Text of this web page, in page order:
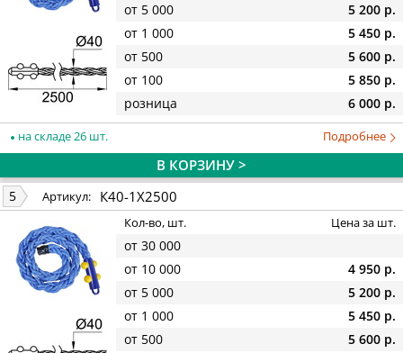
от 5 000
5 200 р.
от 1 000
5 450 р.
от 500
5 600 р.
от 100
5 850 р.
розница
6 000 р.
на складе 26 шт. Подробнее
В КОРЗИНУ >
5 Артикул: К40-1Х2500
Кол-во, шт. Цена за шт.
от 30 000
от 10 000
4 950 р.
от 5 000
5 200 р.
от 1 000
5 450 р.
от 500
5 600 р.